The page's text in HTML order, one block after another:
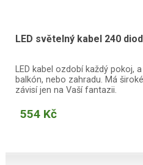
LED světelný kabel 240
LED kabel ozdobí každý pokoj,
balkón, nebo zahradu. Má
závisí jen na Vaší fantazii.
554 Kč